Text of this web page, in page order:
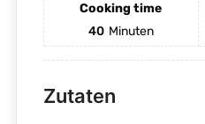
Cooking time
40 Minuten
Zutaten